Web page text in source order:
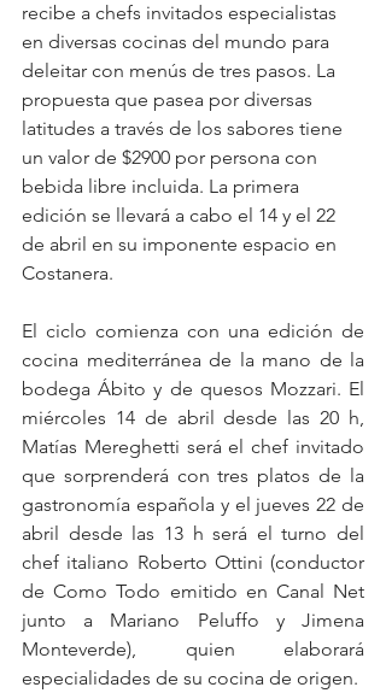
recibe a chefs invitados especialistas
en diversas cocinas del mundo para
deleitar con menús de tres pasos. La
propuesta que pasea por diversas
latitudes a través de los sabores tiene
un valor de $2900 por persona con
bebida libre incluida. La primera
edición se llevará a cabo el 14 y el 22
de abril en su imponente espacio en
Costanera.
El ciclo comienza con una edición de
cocina mediterránea de la mano de la
bodega Ábito y de quesos Mozzari. El
miércoles 14 de abril desde las 20 h,
Matías Mereghetti será el chef invitado
que sorprenderá con tres platos de la
gastronomía española y el jueves 22 de
abril desde las 13 h será el turno del
chef italiano Roberto Ottini (conductor
de Como Todo emitido en Canal Net
junto a Mariano Peluffo y Jimena
Monteverde), quien elaborará
especialidades de su cocina de origen.